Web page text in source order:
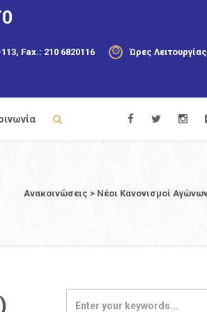
Fax.: 210 6820116 Ώρες
Ανακοινώσεις > Nέοι Κανονισμοί